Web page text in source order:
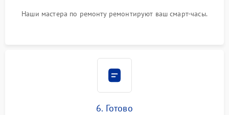
Наши мастера по ремонту ремонтируют ваш смарт-часы.
6. Готово